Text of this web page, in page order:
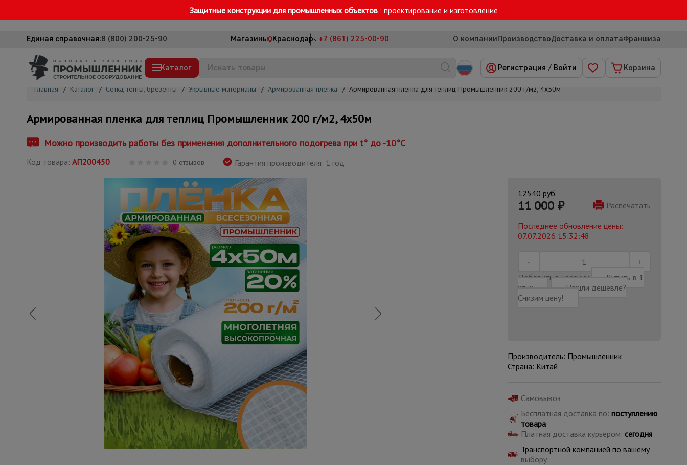
Защитные конструкции для промышленных объектов : проектирование и изготовление
Единая справочная:8 (800) 200-25-90 Магазины Краснодар +7 (861) 225-00-90 О компанииПроизводствоДоставка и оплатаФраншиза
Каталог
Вышки-туры
Подмости строительные
Сетка, тенты, брезенты
Грузоподъемное оборудование
Мусоропровод строительный
Фанера ламинированная
Опалубка
Вибротехника для строительства
Оборудование для работы с арматурой
Оборудование для бетонных работ
Техника для склада
Тачки строительные и садовые
Лестницы и стремянки
Штукатурные комплекты
Сварочные аппараты
Тепловые пушки
Металл и металлообработка
всех
Регистрация / Войти Корзина
Главная / Каталог / Сетка, тенты, брезенты / Укрывные материалы / Армированная пленка / Армированная пленка для теплиц Промышленник 200 г/м2, 4х50м
Армированная пленка для теплиц Промышленник 200 г/м2, 4х50м
Можно производить работы без применения дополнительного подогрева при t° до -10°С
Код товара: АП200450 0 отзывов Гарантия производителя: 1 год
12540 руб.
11 000 ₽
Распечатать
Последнее обновление цены:
07.07.2026 15:32:48
Добавить в корзину
Купить в 1
клик
Нашли дешевле?
Снизим цену!
Производитель: Промышленник
Страна: Китай
Самовывоз:
Бесплатная доставка по: поступлению
товара
Платная доставка курьером: сегодня
Транспортной компанией по вашему
выбору